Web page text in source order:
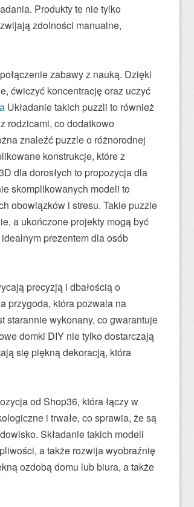
Produkty te nie tylko
zdolności manualne,
zabawy z nauką. Dzięki
ćwiczyć koncentrację oraz uczyć
Układanie takich puzzli to również
rodzicami, co dodatkowo
znaleźć puzzle o różnorodnej
konstrukcje, które z
dla dorosłych to propozycja dla
skomplikowanych modeli to
obowiązków i stresu. Takie puzzle
a ukończone projekty mogą być
prezentem dla osób
precyzją i dbałością o
przygoda, która pozwala na
starannie wykonany, co gwarantuje
domki DIY nie tylko dostarczają
się piękną dekoracją, która
od Shop36, która łączy w
i trwałe, co sprawia, że są
Składanie takich modeli
a także rozwija wyobraźnię
ozdobą domu lub biura, a także